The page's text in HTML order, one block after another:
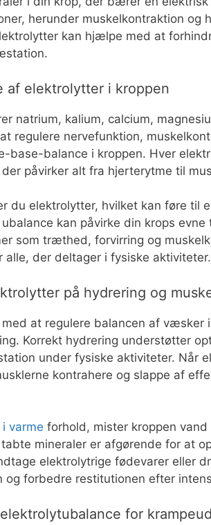
herunder muskelkontraktion og
kan hjælpe med at
af elektrolytter i kroppen
natrium, kalium, calcium,
regulere nervefunktion,
base-balance i kroppen. Hver
påvirker alt fra hjerterytme til
du elektrolytter, hvilket kan føre til
kan påvirke din krops
som træthed, forvirring og
alle, der deltager i fysiske aktiviteter.
på hydrering og
at regulere balancen af væsker
Korrekt hydrering understøtter
under fysiske aktiviteter. Når
kontrahere og slappe af
i varme forhold, mister kroppen
mineraler er afgørende for at
elektrolytrige fødevarer eller
og forbedre restitutionen efter
for